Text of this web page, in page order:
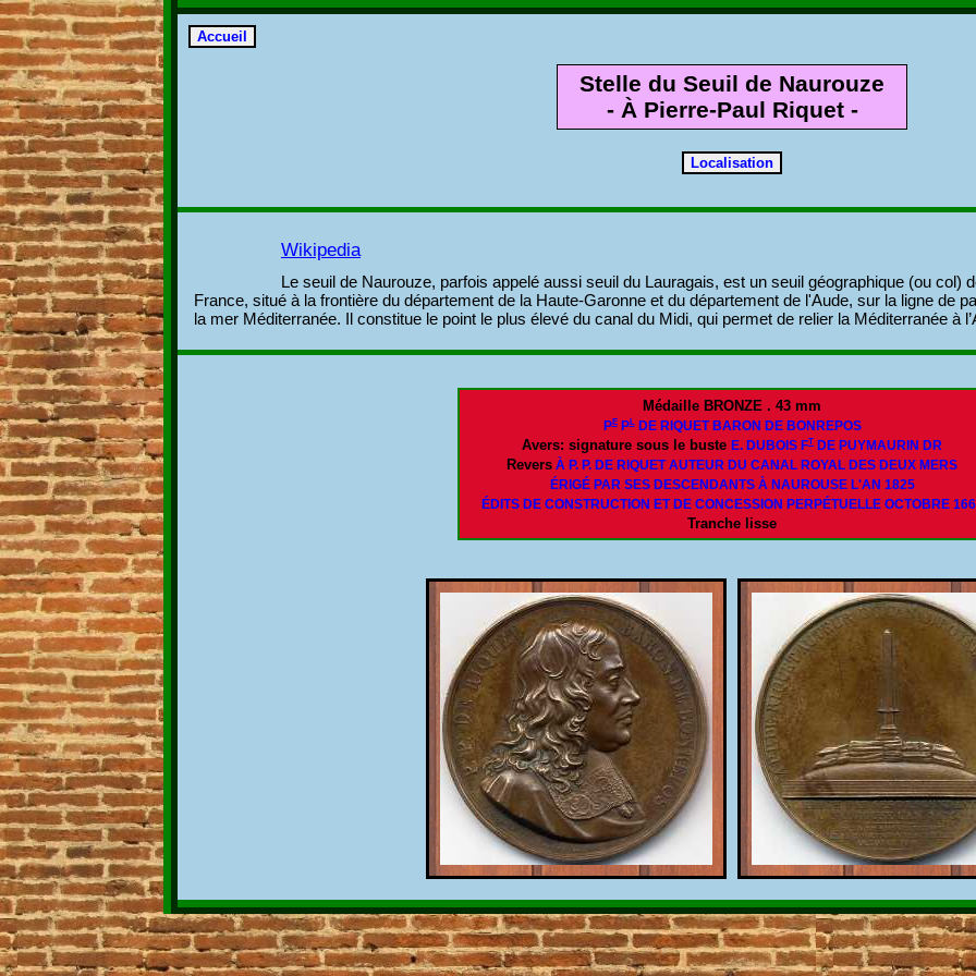
Stelle du Seuil de Naurouze
- À Pierre-Paul Riquet -
Wikipedia
Le seuil de Naurouze, parfois appelé aussi seuil du Lauragais, est un seuil géographique (ou col)
France, situé à la frontière du département de la Haute-Garonne et du département de l'Aude, sur la ligne de
la mer Méditerranée. Il constitue le point le plus élevé du canal du Midi, qui permet de relier la Méditerranée à
Médaille BRONZE . 43 mm
PEPLDE RIQUET BARON DE BONREPOS
Avers: signature sous le buste E. DUBOIS FT DE PUYMAURIN DR
Revers À P. P. DE RIQUET AUTEUR DU CANAL ROYAL DES DEUX MERS
ÉRIGÉ PAR SES DESCENDANTS À NAUROUSE L'AN 1825
ÉDITS DE CONSTRUCTION ET DE CONCESSION PERPÉTUELLE OCTOBRE
Tranche lisse